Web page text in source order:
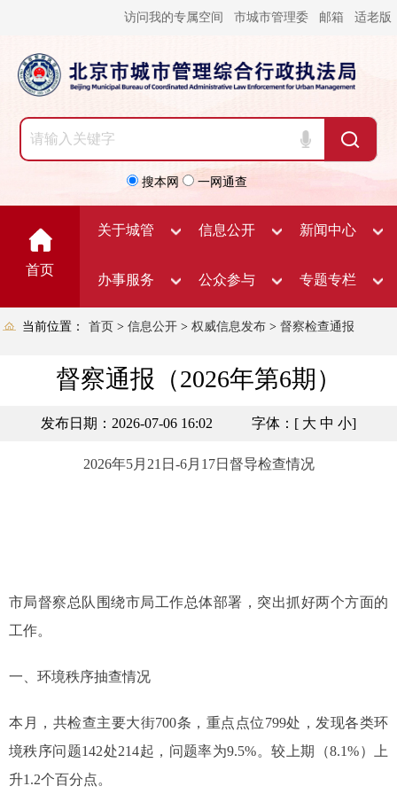
访问我的专属空间 市城市管理委 邮箱 适老版
搜本网 一网通查
首页
关于城管 信息公开 新闻中心
办事服务 公众参与 专题专栏
当前位置： 首页 > 信息公开 > 权威信息发布 > 督察检查通报
督察通报（2026年第6期）
发布日期：2026-07-06 16:02 字体：[ 大 中 小]
2026年5月21日-6月17日督导检查情况
市局督察总队围绕市局工作总体部署，突出抓好两个方面的
工作。
一、环境秩序抽查情况
本月，共检查主要大街700条，重点点位799处，发现各类环
境秩序问题142处214起，问题率为9.5%。较上期（8.1%）上
升1.2个百分点。